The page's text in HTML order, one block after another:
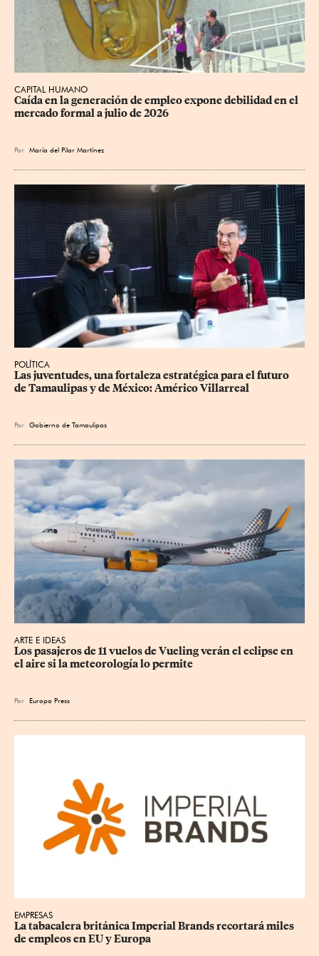
CAPITAL HUMANO
Caída en la generación de empleo expone debilidad en el
mercado formal a julio de 2026
Por María del Pilar Martínez
POLÍTICA
Las juventudes, una fortaleza estratégica para el futuro
de Tamaulipas y de México: Américo Villarreal
Por Gobierno de Tamaulipas
ARTE E IDEAS
Los pasajeros de 11 vuelos de Vueling verán el eclipse en
el aire si la meteorología lo permite
Por Europa Press
EMPRESAS
La tabacalera británica Imperial Brands recortará miles
de empleos en EU y Europa